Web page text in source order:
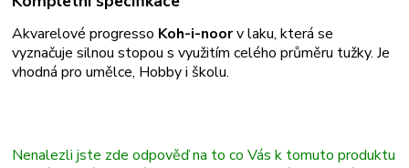
Akvarelové progresso Koh-i-noorv laku, která se
vyznačuje silnou stopou s využitím celého průměru tužky. Je
vhodná pro umělce, Hobby i školu.
Nenalezli jste zde odpověď na to co Vás k tomuto produktu